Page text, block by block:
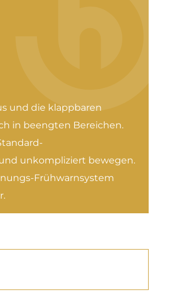
und die klappbaren
in beengten Bereichen.
unkompliziert bewegen.
Frühwarnsystem